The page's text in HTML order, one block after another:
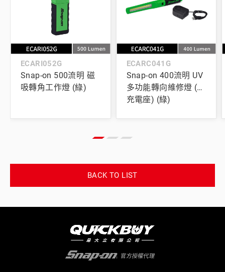
ECARI052G
Snap-on 500流明 磁
吸轉角工作燈 (綠)
ECARC041G
Snap-on 400流明 UV
多功能轉向維修燈 (含
充電座) (綠)
BACK TO LIST